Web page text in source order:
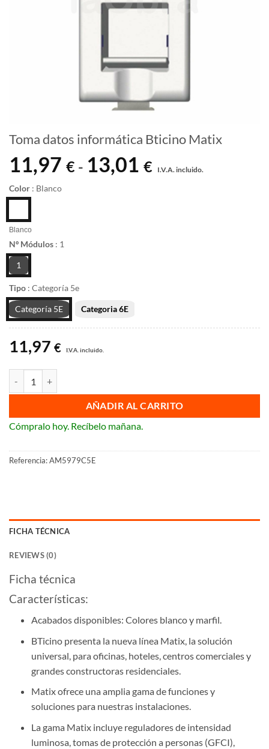
Toma datos informática Bticino Matix
11,97 € - 13,01 €
de
I.V.A. incluido.
Color : Blanco
Blanco
Nº Módulos : 1
1
Tipo : Categoría 5e
Categoría 5E Categoria 6E
11,97 € I.V.A. incluido.
AÑADIR AL CARRITO
Cómpralo hoy. Recíbelo mañana.
Referencia:AM5979C5E
FICHA TÉCNICA
REVIEWS (0)
Ficha técnica
Características:
Acabados disponibles: Colores blanco y marfil.
BTicino presenta la nueva línea Matix, la solución
universal, para oficinas, hoteles, centros comerciales y
grandes constructoras residenciales.
Matix ofrece una amplia gama de funciones y
soluciones para nuestras instalaciones.
La gama Matix incluye reguladores de intensidad
luminosa, tomas de protección a personas (GFCI),